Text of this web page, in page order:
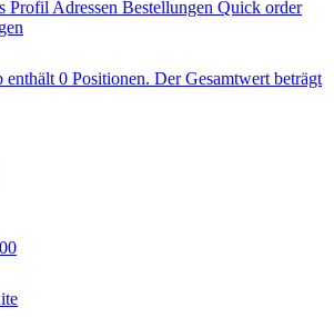
Profil Adressen Bestellungen Quick order
enthält 0 Positionen. Der Gesamtwert beträgt